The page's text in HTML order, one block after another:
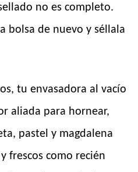
no es completo.
bolsa de nuevo y séllala
tu envasadora al vacío
aliada para hornear,
pastel y magdalena
frescos como recién